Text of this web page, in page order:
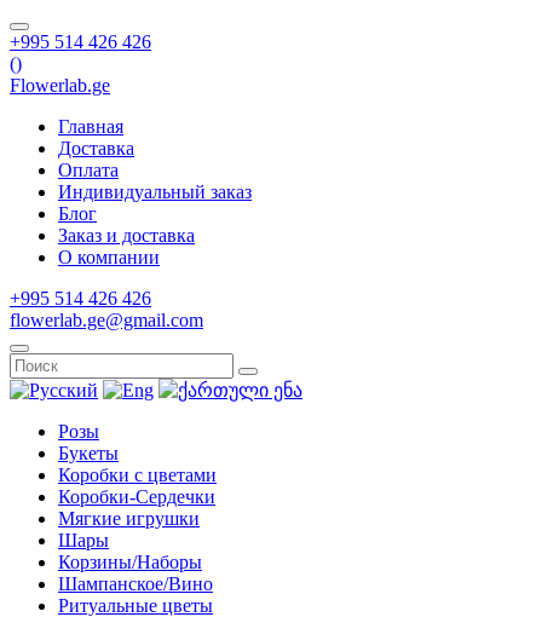
+995 514 426 426
()
Flowerlab.ge
Главная
Доставка
Оплата
Индивидуальный заказ
Блог
Заказ и доставка
О компании
+995 514 426 426
flowerlab.ge@gmail.com
Розы
Букеты
Коробки с цветами
Коробки-Сердечки
Мягкие игрушки
Шары
Корзины/Наборы
Шампанское/Вино
Ритуальные цветы